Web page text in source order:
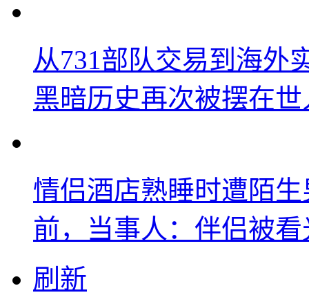
从731部队交易到海外
黑暗历史再次被摆在
情侣酒店熟睡时遭陌
前，当事人：伴侣被看
刷新